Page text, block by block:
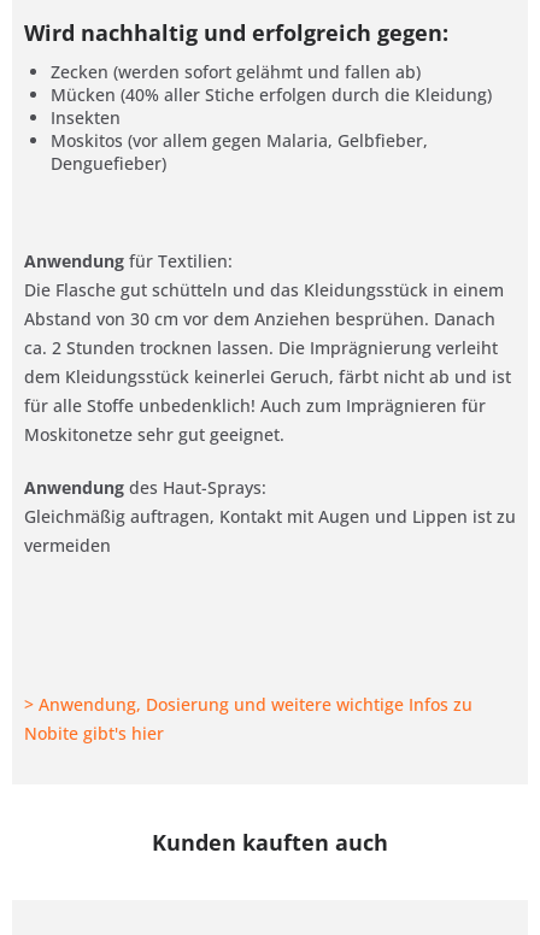
Wird nachhaltig und erfolgreich gegen:
Zecken (werden sofort gelähmt und fallen ab)
Mücken (40% aller Stiche erfolgen durch die Kleidung)
Insekten
Moskitos (vor allem gegen Malaria, Gelbfieber,
Denguefieber)
Anwendung für Textilien:
Die Flasche gut schütteln und das Kleidungsstück in einem
Abstand von 30 cm vor dem Anziehen besprühen. Danach
ca. 2 Stunden trocknen lassen. Die Imprägnierung verleiht
dem Kleidungsstück keinerlei Geruch, färbt nicht ab und ist
für alle Stoffe unbedenklich! Auch zum Imprägnieren für
Moskitonetze sehr gut geeignet.
Anwendung des Haut-Sprays:
Gleichmäßig auftragen, Kontakt mit Augen und Lippen ist zu
vermeiden
> Anwendung, Dosierung und weitere wichtige Infos zu
Nobite gibt's hier
Kunden kauften auch